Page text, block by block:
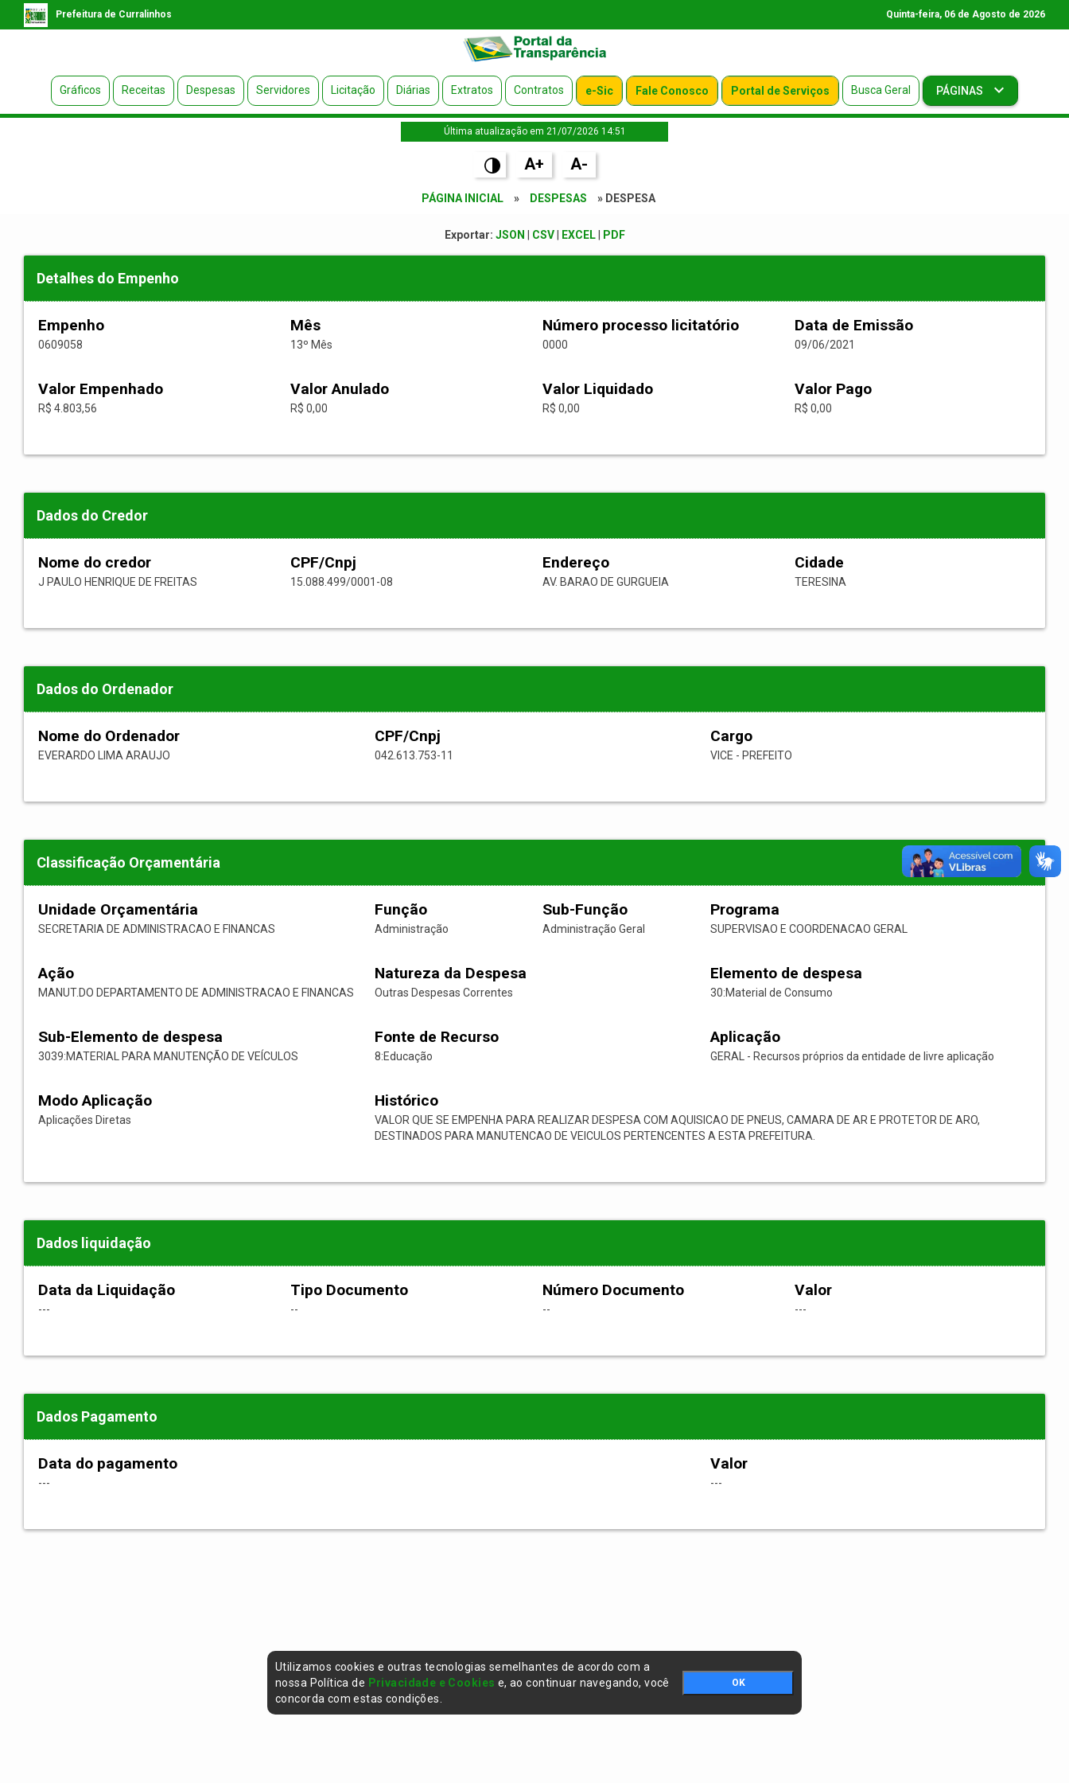
Prefeitura de Curralinhos Quinta-feira, 06 de Agosto de 2026
Gráficos Receitas Despesas Servidores Licitação Diárias Extratos Contratos e-Sic Fale Conosco Portal de Serviços Busca Geral PÁGINAS
Última atualização em 21/07/2026 14:51
A+ A-
PÁGINA INICIAL » DESPESAS » DESPESA
Exportar: JSON CSV| EXCEL| PDF
Detalhes do Empenho
Empenho
0609058
Mês
13º Mês
Número processo licitatório
0000
Data de Emissão
09/06/2021
Valor Empenhado
R$ 4.803,56
Valor Anulado
R$ 0,00
Valor Liquidado
R$ 0,00
Valor Pago
R$ 0,00
Dados do Credor
Nome do credor
J PAULO HENRIQUE DE FREITAS
CPF/Cnpj
15.088.499/0001-08
Endereço
AV. BARAO DE GURGUEIA
Cidade
TERESINA
Dados do Ordenador
Nome do Ordenador
EVERARDO LIMA ARAUJO
CPF/Cnpj
042.613.753-11
Cargo
VICE - PREFEITO
Classificação Orçamentária
Unidade Orçamentária
SECRETARIA DE ADMINISTRACAO E FINANCAS
Função
Administração
Sub-Função
Administração Geral
Programa
SUPERVISAO E COORDENACAO GERAL
Ação
MANUT.DO DEPARTAMENTO DE ADMINISTRACAO E FINANCAS
Natureza da Despesa
Outras Despesas Correntes
Elemento de despesa
30:Material de Consumo
Sub-Elemento de despesa
3039:MATERIAL PARA MANUTENÇÃO DE VEÍCULOS
Fonte de Recurso
8:Educação
Aplicação
GERAL - Recursos próprios da entidade de livre aplicação
Modo Aplicação
Aplicações Diretas
Histórico
VALOR QUE SE EMPENHA PARA REALIZAR DESPESA COM AQUISICAO DE PNEUS, CAMARA DE AR E PROTETOR DE ARO,
DESTINADOS PARA MANUTENCAO DE VEICULOS PERTENCENTES A ESTA PREFEITURA.
Dados liquidação
Data da Liquidação
---
Tipo Documento
--
Número Documento
--
Valor
---
Dados Pagamento
Data do pagamento
---
Valor
---
Utilizamos cookies e outras tecnologias semelhantes de acordo com a
nossa Política de Privacidade e Cookies e, ao continuar navegando, você
concorda com estas condições.
OK